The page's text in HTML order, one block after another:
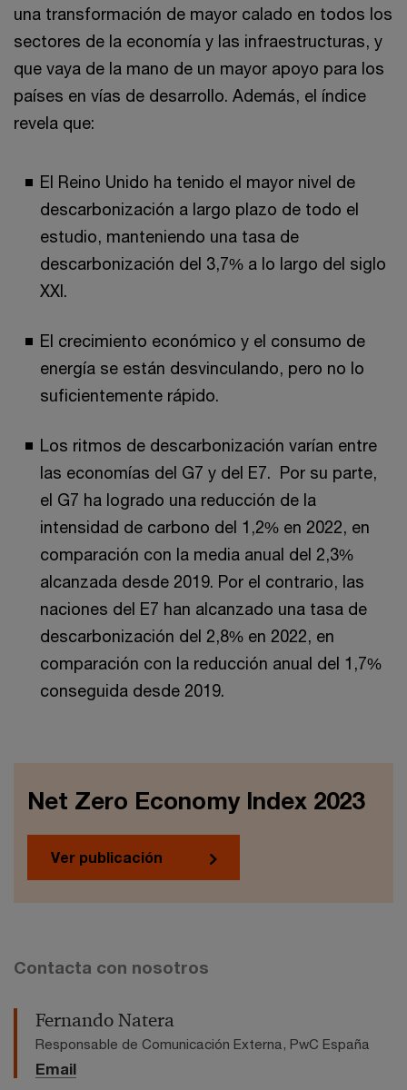
una transformación de mayor calado en todos los
sectores de la economía y las infraestructuras, y
que vaya de la mano de un mayor apoyo para los
países en vías de desarrollo. Además, el índice
revela que:
El Reino Unido ha tenido el mayor nivel de
descarbonización a largo plazo de todo el
estudio, manteniendo una tasa de
descarbonización del 3,7% a lo largo del siglo
XXI.
El crecimiento económico y el consumo de
energía se están desvinculando, pero no lo
suficientemente rápido.
Los ritmos de descarbonización varían entre
las economías del G7 y del E7. Por su parte,
el G7 ha logrado una reducción de la
intensidad de carbono del 1,2% en 2022, en
comparación con la media anual del 2,3%
alcanzada desde 2019. Por el contrario, las
naciones del E7 han alcanzado una tasa de
descarbonización del 2,8% en 2022, en
comparación con la reducción anual del 1,7%
conseguida desde 2019.
Net Zero Economy Index 2023
Ver publicación
Contacta con nosotros
Fernando Natera
Responsable de Comunicación Externa, PwC España
Email